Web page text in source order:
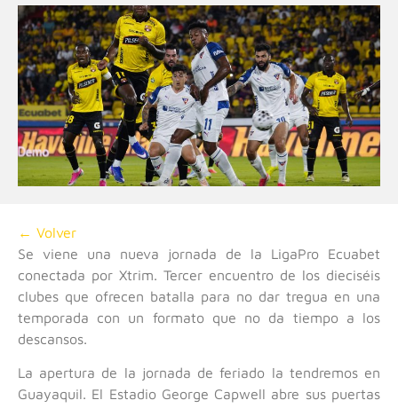
← Volver
Se viene una nueva jornada de la LigaPro Ecuabet
conectada por Xtrim. Tercer encuentro de los dieciséis
clubes que ofrecen batalla para no dar tregua en una
temporada con un formato que no da tiempo a los
descansos.
La apertura de la jornada de feriado la tendremos en
Guayaquil. El Estadio George Capwell abre sus puertas